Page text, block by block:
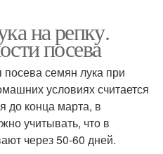
на репку.
посева
семян лука при
условиях считается
до конца марта, в
учитывать, что в
через 50-60 дней.